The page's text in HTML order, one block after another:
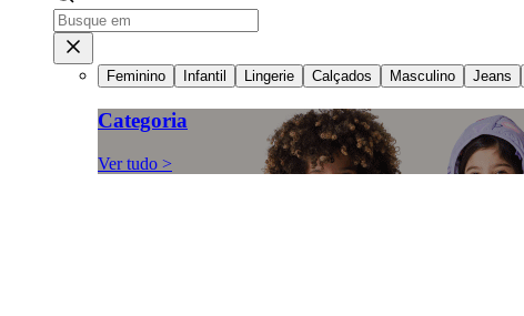
Feminino Infantil Lingerie Calçados Masculino Jeans
Categoria
Ver tudo >